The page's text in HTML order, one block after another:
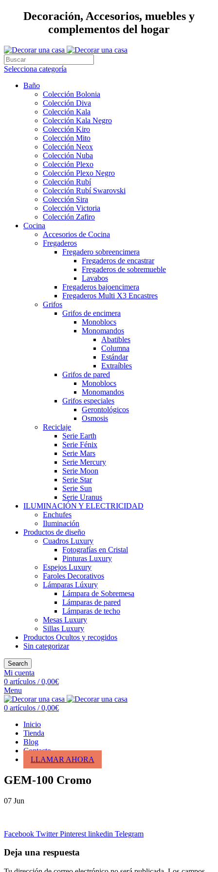
Decoración, Accesorios, muebles y
complementos del hogar
Selecciona categoría
Baño
Colección Bolonia
Colección Diva
Colección Kala
Colección Kala Negro
Colección Kiro
Colección Mito
Colección Neox
Colección Nuba
Colección Plexo
Colección Plexo Negro
Colección Rubí
Colección Rubí Swarovski
Colección Sira
Colección Victoria
Colección Zafiro
Cocina
Accesorios de Cocina
Fregaderos
Fregadero sobreencimera
Fregaderos de encastrar
Fregaderos de sobremueble
Lavabos
Fregaderos bajoencimera
Fregaderos Multi X3 Encastres
Grifos
Grifos de encimera
Monoblocs
Monomandos
Abatibles
Columna
Estándar
Extraíbles
Grifos de pared
Monoblocs
Monomandos
Grifos especiales
Gerontológicos
Osmosis
Reciclaje
Serie Earth
Serie Fénix
Serie Mars
Serie Mercury
Serie Moon
Serie Star
Serie Sun
Serie Uranus
ILUMINACIÓN Y ELECTRICIDAD
Enchufes
Iluminación
Productos de diseño
Cuadros Luxury
Fotografías en Cristal
Pinturas Luxury
Espejos Luxury
Faroles Decorativos
Lámparas Lúxury
Lámpara de Sobremesa
Lámparas de pared
Lámparas de techo
Mesas Luxury
Sillas Luxury
Productos Ocultos y recogidos
Sin categorizar
Search
Mi cuenta
0 artículos / 0,00€
Menu
0 artículos / 0,00€
Inicio
Tienda
Blog
Contacto
LLAMAR AHORA
GEM-100 Cromo
07 Jun
Facebook Twitter Pinterest linkedin Telegram
Deja una respuesta